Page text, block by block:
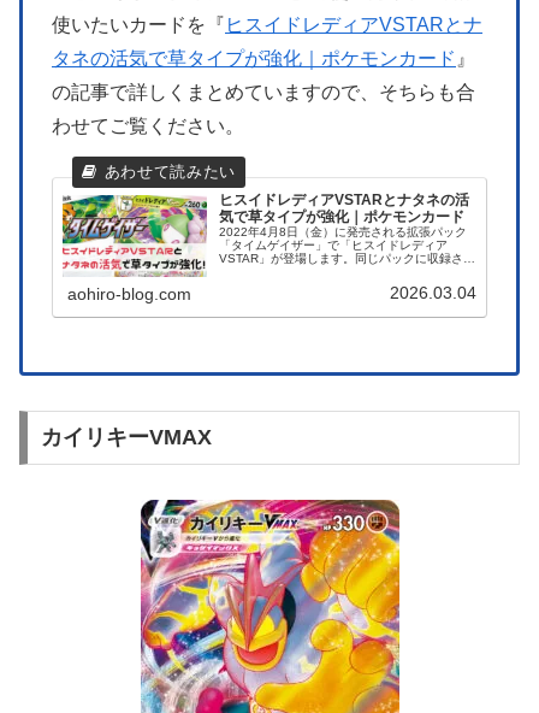
使いたいカードを『 ヒスイドレディアVSTARとナ
タネの活気で草タイプが強化｜ポケモンカード 』
の記事で詳しくまとめていますので、そちらも合
わせてご覧ください。
ヒスイドレディアVSTARとナタネの活
気で草タイプが強化｜ポケモンカード
2022年4月8日（金）に発売される拡張パック
「タイムゲイザー」で「ヒスイドレディア
VSTAR」が登場します。同じパックに収録され
ドレディアVSTAR」のVSTARパワーで草デッ
キも強化されたので今後活躍が期待できます。
aohiro-blog.com 2026.03.04
カイリキーVMAX